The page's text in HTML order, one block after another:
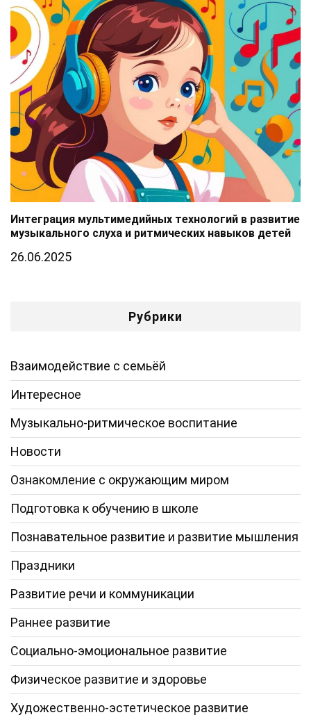
Интеграция мультимедийных технологий в развитие
музыкального слуха и ритмических навыков детей
26.06.2025
Рубрики
Взаимодействие с семьёй
Интересное
Музыкально-ритмическое воспитание
Новости
Ознакомление с окружающим миром
Подготовка к обучению в школе
Познавательное развитие и развитие мышления
Праздники
Развитие речи и коммуникации
Раннее развитие
Социально-эмоциональное развитие
Физическое развитие и здоровье
Художественно-эстетическое развитие